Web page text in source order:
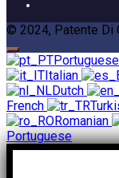
© 2024, Patente Di
Portuguese
Italian
Dutch
French
Romanian
Portuguese